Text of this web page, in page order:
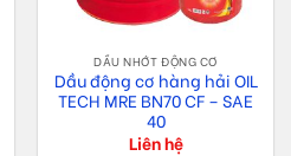
DẦU NHỚT ĐỘNG CƠ
Dầu động cơ hàng hải OIL
TECH MRE BN70 CF – SAE
40
Liên hệ